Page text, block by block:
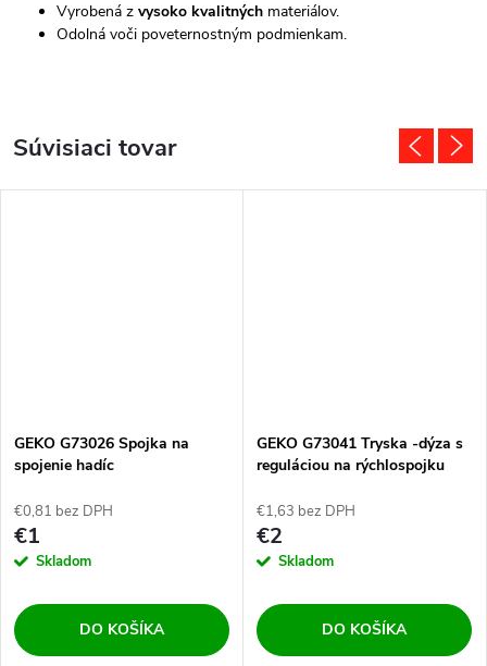
Vyrobená z vysoko kvalitných materiálov.
Odolná voči poveternostným podmienkam.
Súvisiaci tovar
GEKO G73026 Spojka na
spojenie hadíc
€0,81 bez DPH
€1
Skladom
DO KOŠÍKA
GEKO G73041 Tryska -dýza s
reguláciou na rýchlospojku
€1,63 bez DPH
€2
Skladom
DO KOŠÍKA